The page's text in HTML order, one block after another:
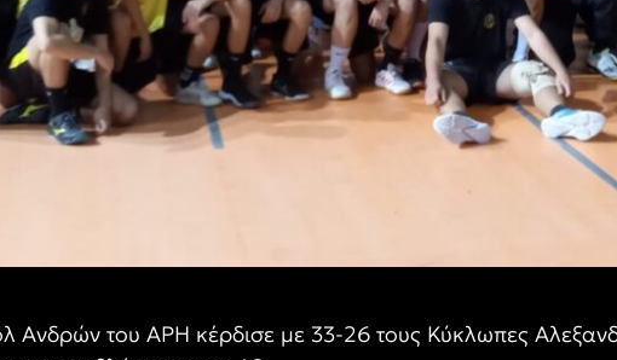
Ανδρών του ΑΡΗ κέρδισε με 33-26 τους Κύκλωπες